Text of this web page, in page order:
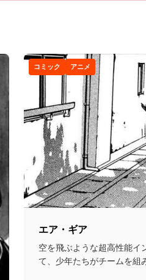
コミック アニメ
エア・ギア
空を飛ぶような超高性能イ
て、少年たちがチームを組